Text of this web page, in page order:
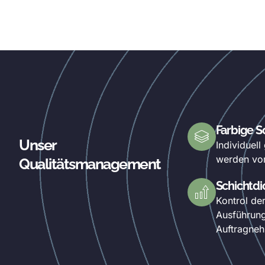
Unser
Qualitätsmanagement
Farbige
Individuell
werden
Kontrol